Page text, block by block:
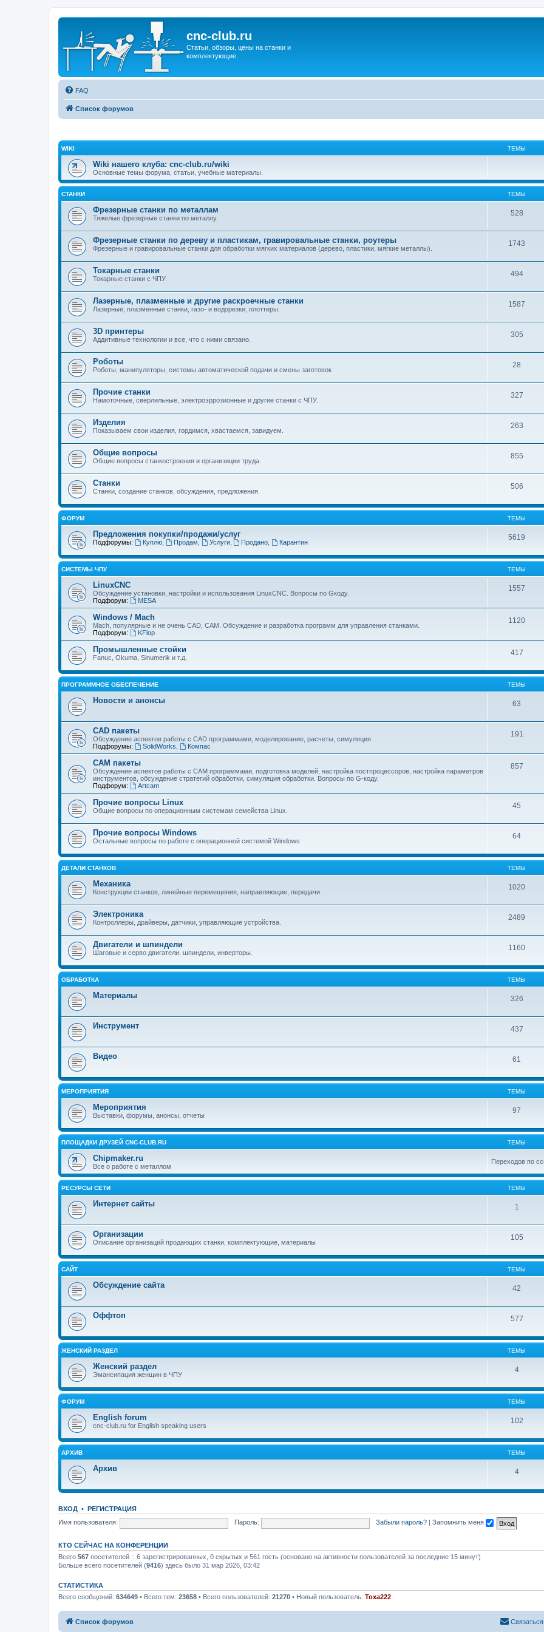
cnc-club.ru
Статьи, обзоры, цены на станки и
комплектующие.
FAQ
Список форумов
WIKI ТЕМЫ
Wiki нашего клуба: cnc-club.ru/wiki
Основные темы форума, статьи, учебные материалы.
СТАНКИ ТЕМЫ
Фрезерные станки по металлам
Тяжелые фрезерные станки по металлу.
528
Фрезерные станки по дереву и пластикам, гравировальные станки, роутеры
Фрезерные и гравировальные станки для обработки мягких материалов (дерево, пластики, мягкие металлы).
1743
Токарные станки
Токарные станки с ЧПУ.
494
Лазерные, плазменные и другие раскроечные станки
Лазерные, плазменные станки, газо- и водорезки, плоттеры.
1587
3D принтеры
Аддитивные технологии и все, что с ними связано.
305
Роботы
Роботы, манипуляторы, системы автоматической подачи и смены заготовок
28
Прочие станки
Намоточные, сверлильные, электроэррозионные и другие станки с ЧПУ.
327
Изделия
Показываем свои изделия, гордимся, хвастаемся, завидуем.
263
Общие вопросы
Общие вопросы станкостроения и организиции труда.
855
Станки
Станки, создание станков, обсуждения, предложения.
506
ФОРУМ ТЕМЫ
Предложения покупки/продажи/услуг
Подфорумы: Куплю, Продам Услуги, Продано Карантин
5619
СИСТЕМЫ ЧПУ ТЕМЫ
LinuxCNC
Обсуждение установки, настройки и использования LinuxCNC. Вопросы по Gкоду.
Подфорум:
MESA
1557
Windows / Mach
Mach, популярные и не очень CAD, CAM. Обсуждение и разработка программ для управления станками.
Подфорум:
KFlop
1120
Промышленные стойки
Fanuc, Okuma, Sinumerik и т.д.
417
ПРОГРАММНОЕ ОБЕСПЕЧЕНИЕ ТЕМЫ
Новости и анонсы 63
CAD пакеты
Обсуждение аспектов работы с CAD программами, моделирование, расчеты, симуляция.
Подфорумы:
SolidWorks Компас
191
CAM пакеты
Обсуждение аспектов работы с CAМ программами, подготовка моделей, настройка постпроцессоров, настройка параметров
инструментов, обсуждение стратегий обработки, симуляция обработки. Вопросы по G-коду.
Подфорум:
Artcam
857
Прочие вопросы Linux
Общие вопросы по операционным системам семейства Linux.
45
Прочие вопросы Windows
Остальные вопросы по работе с операционной системой Windows
64
ДЕТАЛИ СТАНКОВ ТЕМЫ
Механика
Конструкции станков, линейные перемещения, направляющие, передачи.
1020
Электроника
Контроллеры, драйверы, датчики, управляющие устройства.
2489
Двигатели и шпиндели
Шаговые и серво двигатели, шпиндели, инверторы.
1160
ОБРАБОТКА ТЕМЫ
Материалы 326
Инструмент 437
Видео 61
МЕРОПРИЯТИЯ ТЕМЫ
Мероприятия
Выставки, форумы, анонсы, отчеты
97
ПЛОЩАДКИ ДРУЗЕЙ CNC-CLUB.RU ТЕМЫ
Chipmaker.ru
Все о работе с металлом
Переходов по
РЕСУРСЫ СЕТИ ТЕМЫ
Интернет сайты 1
Организации
Описание организаций продающих станки, комплектующие, материалы
105
САЙТ ТЕМЫ
Обсуждение сайта 42
Оффтоп 577
ЖЕНСКИЙ РАЗДЕЛ ТЕМЫ
Женский раздел
Эмансипация женщин в ЧПУ
4
ФОРУМ ТЕМЫ
English forum
cnc-club.ru for English speaking users
102
АРХИВ ТЕМЫ
Архив 4
ВХОД • РЕГИСТРАЦИЯ
Имя пользователя:
Пароль: Забыли пароль? Запомнить меня
КТО СЕЙЧАС НА КОНФЕРЕНЦИИ
Всего 567 посетителей :: 6 зарегистрированных, 0 скрытых и 561 гость (основано на активности пользователей за последние 15 минут)
Больше всего посетителей (9416) здесь было 31 мар 2026, 03:42
СТАТИСТИКА
Всего сообщений: 634649 • Всего тем: 23658 • Всего пользователей: 21270 • Новый пользователь: Toxa222
Список форумов